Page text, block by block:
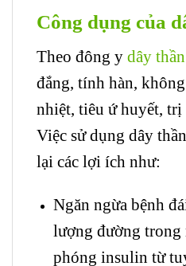
Công dụng của
Theo đông y dây
đắng, tính hàn,
nhiệt, tiêu ứ huyết,
Việc sử dụng dây
lại các lợi ích như:
Ngăn ngừa bệnh
lượng đường trong
phóng insulin từ